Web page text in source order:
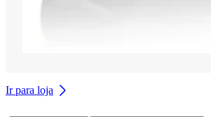
Ir para loja